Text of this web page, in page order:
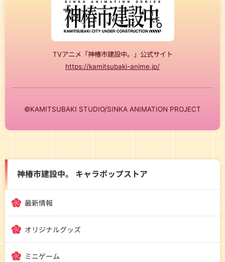
TVアニメ「神椿市建設中。」公式サイト
https://kamitsubaki-anime.jp/
©KAMITSUBAKI STUDIO/SINKA ANIMATION PROJECT
神椿市建設中。 キャラポップストア
最新情報
オリジナルグッズ
ミニゲーム